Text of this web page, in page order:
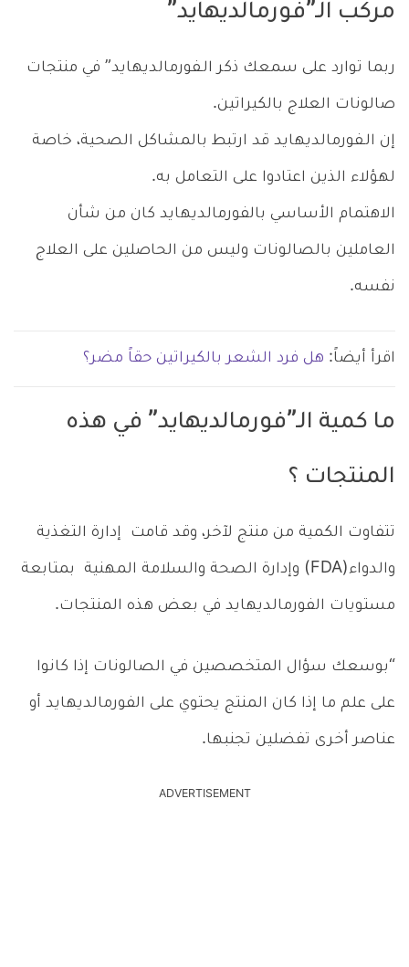
مركب الـ”فورمالديهايد”
ربما توارد على سمعك ذكر الـفورمالديهايد” في منتجات
صالونات العلاج بالكيراتين.
إن الـفورمالديهايد قد ارتبط بالمشاكل الصحية، خاصة
لهؤلاء الذين اعتادوا على التعامل به.
الاهتمام الأساسي بالفورمالديهايد كان من شأن
العاملين بالصالونات وليس من الحاصلين على العلاج
نفسه.
اقرأ أيضاً: هل فرد الشعر بالكيراتين حقاً مضر؟
ما كمية الـ”فورمالديهايد” في هذه
المنتجات ؟
تتفاوت الكمية من منتج لآخر، وقد قامت إدارة التغذية
والدواء(FDA) وإدارة الصحة والسلامة المهنية بمتابعة
مستويات الفورمالديهايد في بعض هذه المنتجات.
“بوسعك سؤال المتخصصين في الصالونات إذا كانوا
على علم ما إذا كان المنتج يحتوي على الفورمالديهايد أو
عناصر أخرى تفضلين تجنبها.
ADVERTISEMENT